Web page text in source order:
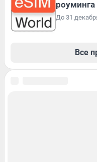
До 31
Все